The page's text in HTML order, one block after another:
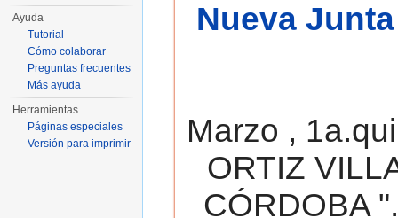
Nueva
Marzo ,
ORTIZ
CÓRDOBA
Ayuda
Tutorial
Cómo colaborar
Preguntas frecuentes
Más ayuda
Herramientas
Páginas especiales
Versión para imprimir